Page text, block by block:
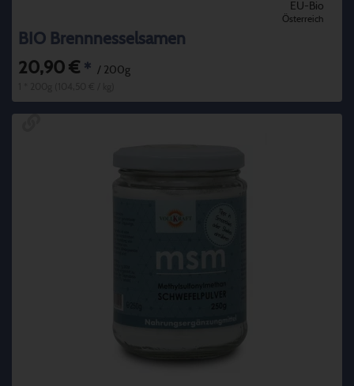
EU-Bio
Österreich
BIO Brennnesselsamen
20,90 € * / 200g